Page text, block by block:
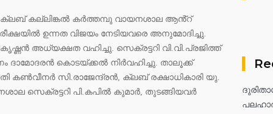
ക്ലബ് കല്ലിങ്കൽ കർത്തമ്പു വായനശാല ആൻ്റ്
ഉന്നത വിജയം നേടിയവരെ അനുമോദിച്ചു.
അധ്യക്ഷത വഹിച്ചു. സെക്രട്ടറി വി.വി.പ്രജിത്ത്
കൊടയ്ക്കൽ നിർവഹിച്ചു. താലൂക്ക്
സി.രാജേന്ദ്രൻ, ക്ലബ് രക്ഷാധികാരി യു.
സെക്രട്ടറി പി.കപിൽ കുമാർ, തുടങ്ങിയവർ